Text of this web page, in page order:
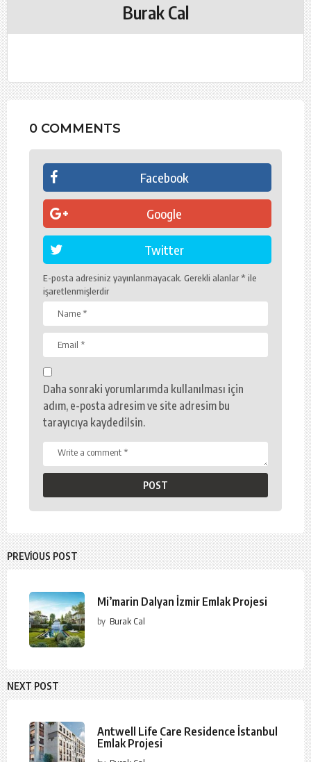
Burak Cal
0 COMMENTS
Facebook
Google
Twitter
E-posta adresiniz yayınlanmayacak. Gerekli alanlar* ile
işaretlenmişlerdir
Daha sonraki yorumlarımda kullanılması için
adım, e-posta adresim ve site adresim bu
tarayıcıya kaydedilsin.
PREVIOUS POST
Mi’marin Dalyan İzmir Emlak Projesi
by Burak Cal
NEXT POST
Antwell Life Care Residence İstanbul
Emlak Projesi